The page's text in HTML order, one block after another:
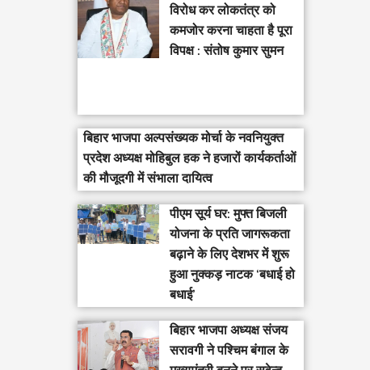
विरोध कर लोकतंत्र को
कमजोर करना चाहता है पूरा
विपक्ष : संतोष कुमार सुमन
बिहार भाजपा अल्पसंख्यक मोर्चा के नवनियुक्त
प्रदेश अध्यक्ष मोहिबुल हक ने हजारों कार्यकर्ताओं
की मौजूदगी में संभाला दायित्व
पीएम सूर्य घर: मुफ्त बिजली
योजना के प्रति जागरूकता
बढ़ाने के लिए देशभर में शुरू
हुआ नुक्कड़ नाटक ‘बधाई हो
बधाई’
‎बिहार भाजपा अध्यक्ष संजय
सरावगी ने पश्चिम बंगाल के